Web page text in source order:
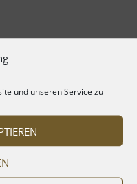
und unseren Service zu